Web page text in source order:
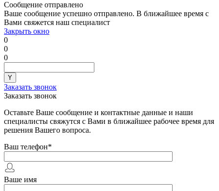
Сообщение отправлено
Ваше сообщение успешно отправлено. В ближайшее время с
Вами свяжется наш специалист
Закрыть окно
0
0
0
Заказать звонок
Заказать звонок
Оставьте Ваше сообщение и контактные данные и наши
специалисты свяжутся с Вами в ближайшее рабочее время для
решения Вашего вопроса.
Ваш телефон*
Ваше имя